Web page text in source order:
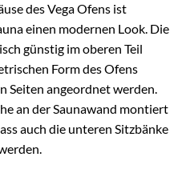
des Vega Ofens ist
einen modernen Look. Die
günstig im oberen Teil
Form des Ofens
Seiten angeordnet werden.
an der Saunawand montiert
auch die unteren Sitzbänke